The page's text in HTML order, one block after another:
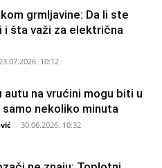
grmljavine: Da li ste
i šta važi za električna
23.07.2026. 10:12
autu na vrućini mogu biti u
nekoliko minuta
- 30.06.2026. 10:32